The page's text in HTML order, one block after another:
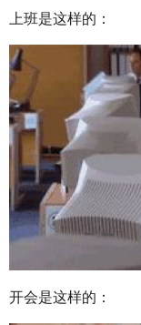
上班是这样的：
开会是这样的：